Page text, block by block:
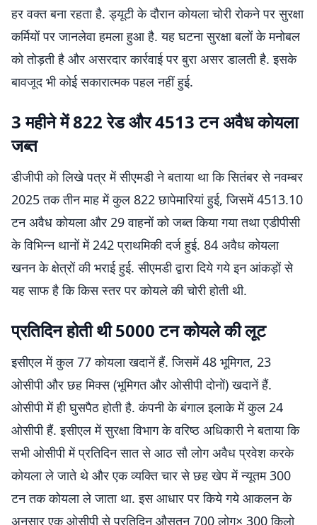
हर वक्त बना रहता है. ड्यूटी के दौरान कोयला चोरी रोकने पर सुरक्षा
कर्मियों पर जानलेवा हमला हुआ है. यह घटना सुरक्षा बलों के मनोबल
को तोड़ती है और असरदार कार्रवाई पर बुरा असर डालती है. इसके
बावजूद भी कोई सकारात्मक पहल नहीं हुई.
3 महीने में 822 रेड और 4513 टन अवैध कोयला
जब्त
डीजीपी को लिखे पत्र में सीएमडी ने बताया था कि सितंबर से नवम्बर
2025 तक तीन माह में कुल 822 छापेमारियां हुई, जिसमें 4513.10
टन अवैध कोयला और 29 वाहनों को जब्त किया गया तथा एडीपीसी
के विभिन्न थानों में 242 प्राथमिकी दर्ज हुई. 84 अवैध कोयला
खनन के क्षेत्रों की भराई हुई. सीएमडी द्वारा दिये गये इन आंकड़ों से
यह साफ है कि किस स्तर पर कोयले की चोरी होती थी.
प्रतिदिन होती थी 5000 टन कोयले की लूट
इसीएल में कुल 77 कोयला खदानें हैं. जिसमें 48 भूमिगत, 23
ओसीपी और छह मिक्स (भूमिगत और ओसीपी दोनों) खदानें हैं.
ओसीपी में ही घुसपैठ होती है. कंपनी के बंगाल इलाके में कुल 24
ओसीपी हैं. इसीएल में सुरक्षा विभाग के वरिष्ठ अधिकारी ने बताया कि
सभी ओसीपी में प्रतिदिन सात से आठ सौ लोग अवैध प्रवेश करके
कोयला ले जाते थे और एक व्यक्ति चार से छह खेप में न्यूतम 300
टन तक कोयला ले जाता था. इस आधार पर किये गये आकलन के
अनुसार एक ओसीपी से प्रतिदिन औसतन 700 लोग× 300 किलो